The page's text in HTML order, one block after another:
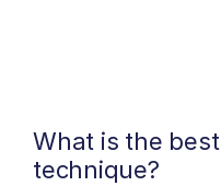
What is the
technique?